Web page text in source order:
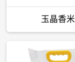
玉晶香米